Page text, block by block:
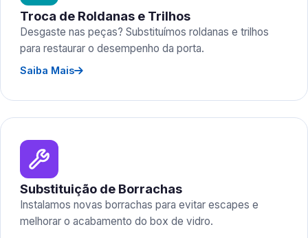
Troca de Roldanas e Trilhos
Desgaste nas peças? Substituímos roldanas e trilhos
para restaurar o desempenho da porta.
Saiba Mais
Substituição de Borrachas
Instalamos novas borrachas para evitar escapes e
melhorar o acabamento do box de vidro.